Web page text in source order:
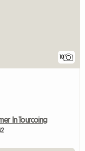
10
In Tourcoing